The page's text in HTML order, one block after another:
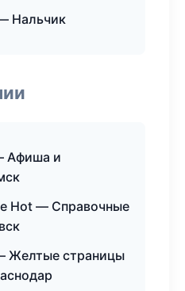
Нальчик
Афиша и
Hot — Справочные
Желтые страницы